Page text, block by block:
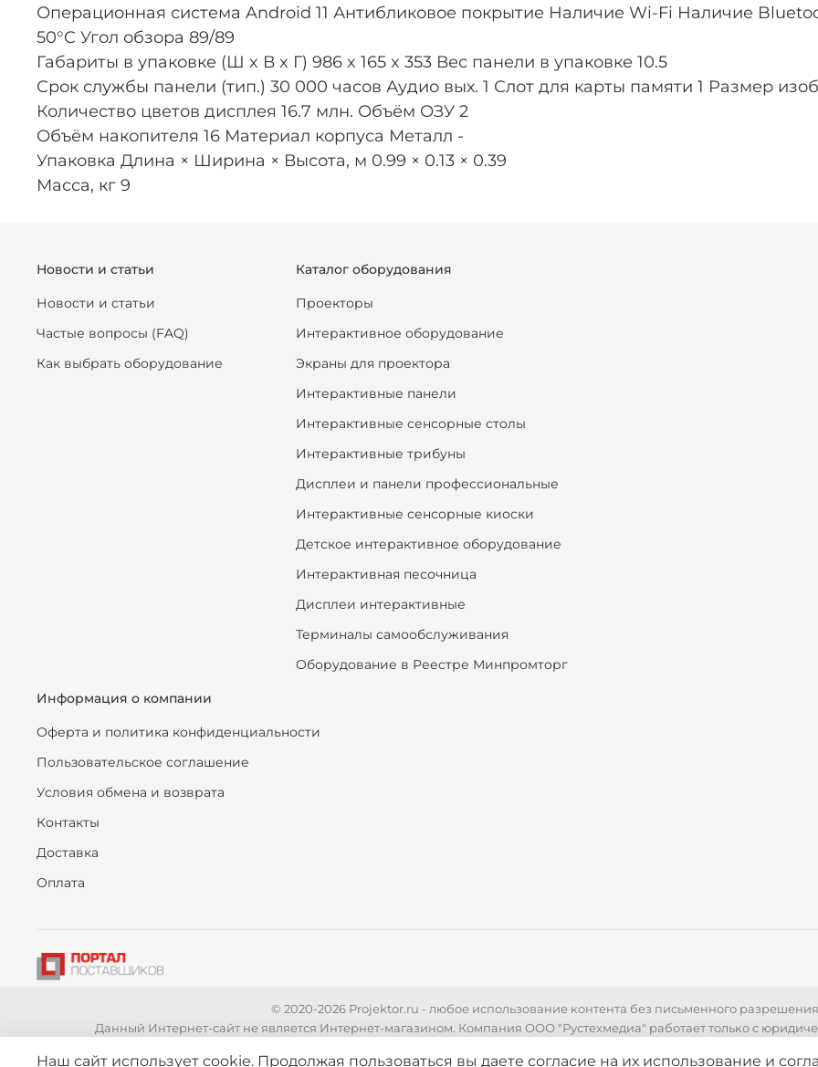
Операционная система Android 11 Антибликовое покрытие Наличие Wi-Fi Наличие
50°C Угол обзора 89/89
Габариты в упаковке (Ш x В x Г) 986 x 165 x 353 Вес панели в упаковке 10.5
Срок службы панели (тип.) 30 000 часов Аудио вых. 1 Слот для карты памяти 1 Размер
Количество цветов дисплея 16.7 млн. Объём ОЗУ 2
Объём накопителя 16 Материал корпуса Металл -
Упаковка Длина × Ширина × Высота, м 0.99 × 0.13 × 0.39
Масса, кг 9
Новости и статьи
Новости и статьи
Частые вопросы (FAQ)
Как выбрать оборудование
Каталог оборудования
Проекторы
Интерактивное оборудование
Экраны для проектора
Интерактивные панели
Интерактивные сенсорные столы
Интерактивные трибуны
Дисплеи и панели профессиональные
Интерактивные сенсорные киоски
Детское интерактивное оборудование
Интерактивная песочница
Дисплеи интерактивные
Терминалы самообслуживания
Оборудование в Реестре Минпромторг
Информация о компании
Оферта и политика конфиденциальности
Пользовательское соглашение
Условия обмена и возврата
Контакты
Доставка
Оплата
© 2020-2026 Projektor.ru - любое использование контента без письменного
Данный Интернет-сайт не является Интернет-магазином. Компания ООО "Рустехмедиа" работает только с
Вся представленная на сайте информация, касающаяся технических характеристик, стоимости товаров, носит
Наш сайт использует cookie. Продолжая пользоваться вы даете согласие на их использование и